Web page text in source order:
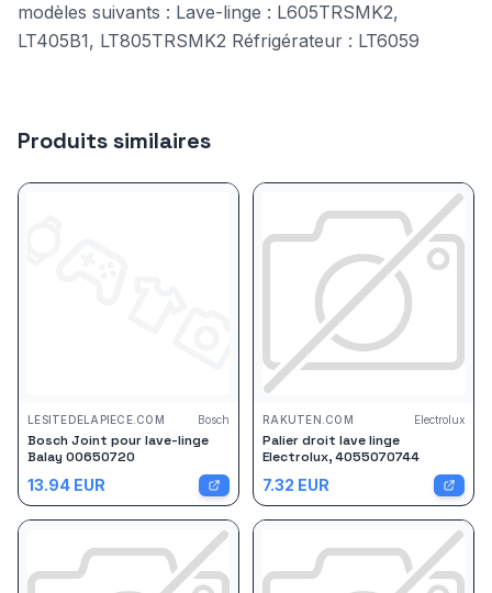
modèles suivants : Lave-linge : L605TRSMK2,
LT405B1, LT805TRSMK2 Réfrigérateur : LT6059
Produits similaires
LESITEDELAPIECE.COM Bosch
Bosch Joint pour lave-linge
Balay 00650720
13.94 EUR
RAKUTEN.COM Electrolux
Palier droit lave linge
Electrolux, 4055070744
7.32 EUR